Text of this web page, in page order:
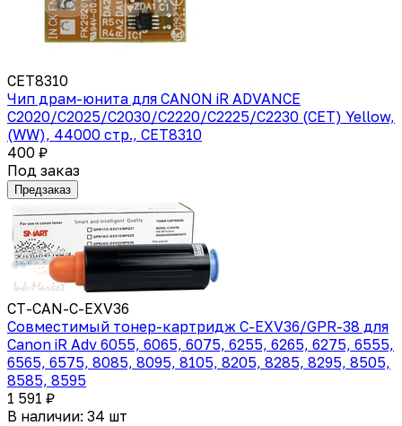
CET8310
Чип драм-юнита для CANON iR ADVANCE
C2020/C2025/C2030/C2220/C2225/C2230 (CET) Yellow,
(WW), 44000 стр., CET8310
400 ₽
Под заказ
Предзаказ
CT-CAN-C-EXV36
Совместимый тонер-картридж C-EXV36/GPR-38 для
Canon iR Adv 6055, 6065, 6075, 6255, 6265, 6275, 6555,
6565, 6575, 8085, 8095, 8105, 8205, 8285, 8295, 8505,
8585, 8595
1 591 ₽
В наличии: 34 шт